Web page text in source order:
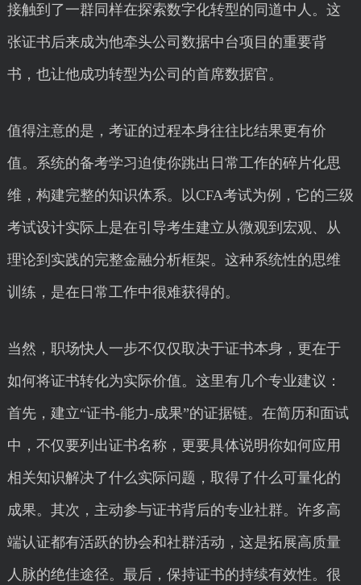
接触到了一群同样在探索数字化转型的同道中人。这
张证书后来成为他牵头公司数据中台项目的重要背
书，也让他成功转型为公司的首席数据官。
值得注意的是，考证的过程本身往往比结果更有价
值。系统的备考学习迫使你跳出日常工作的碎片化思
维，构建完整的知识体系。以CFA考试为例，它的三级
考试设计实际上是在引导考生建立从微观到宏观、从
理论到实践的完整金融分析框架。这种系统性的思维
训练，是在日常工作中很难获得的。
当然，职场快人一步不仅仅取决于证书本身，更在于
如何将证书转化为实际价值。这里有几个专业建议：
首先，建立“证书-能力-成果”的证据链。在简历和面试
中，不仅要列出证书名称，更要具体说明你如何应用
相关知识解决了什么实际问题，取得了什么可量化的
成果。其次，主动参与证书背后的专业社群。许多高
端认证都有活跃的协会和社群活动，这是拓展高质量
人脉的绝佳途径。最后，保持证书的持续有效性。很